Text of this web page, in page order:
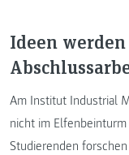
Ideen
Am Institut Industrial
nicht im
Studierenden